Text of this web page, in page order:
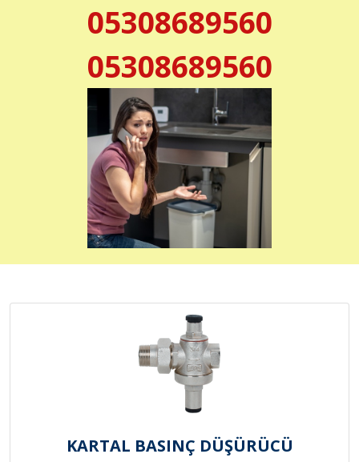
05308689560
05308689560
KARTAL BASINÇ DÜŞÜRÜCÜ